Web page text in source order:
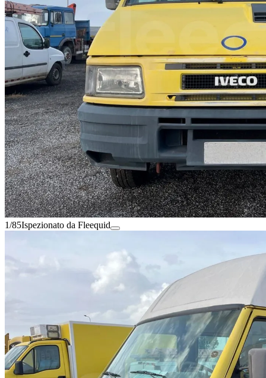
1/85Ispezionato da Fleequid